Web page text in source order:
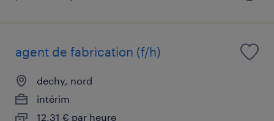
agent de fabrication (f/h)
dechy, nord
intérim
12,31 € par heure